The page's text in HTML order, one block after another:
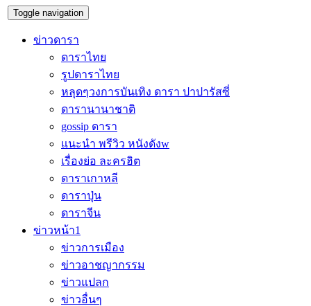
Toggle navigation
ข่าวดารา
ดาราไทย
รูปดาราไทย
หลุดๆวงการบันเทิง ดารา ปาปารัสซี่
ดารานานาชาติ
gossip ดารา
แนะนำ พรีวิว หนังดังw
เรื่องย่อ ละครฮิต
ดาราเกาหลี
ดาราปุ่น
ดาราจีน
ข่าวหน้า1
ข่าวการเมือง
ข่าวอาชญากรรม
ข่าวแปลก
ข่าวอื่นๆ